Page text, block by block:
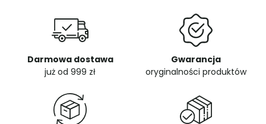
Darmowa dostawa
już od 999 zł
Gwarancja
oryginalności produktów